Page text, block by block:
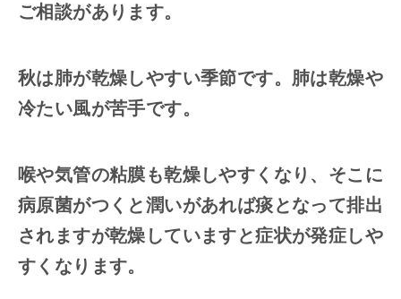
ご相談があります。
秋は肺が乾燥しやすい季節です。肺は乾燥や
冷たい風が苦手です。
喉や気管の粘膜も乾燥しやすくなり、そこに
病原菌がつくと潤いがあれば痰となって排出
されますが乾燥していますと症状が発症しや
すくなります。